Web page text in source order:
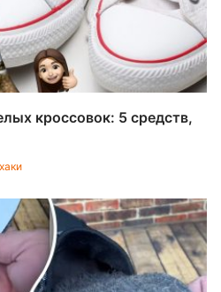
кроссовок: 5 средств,